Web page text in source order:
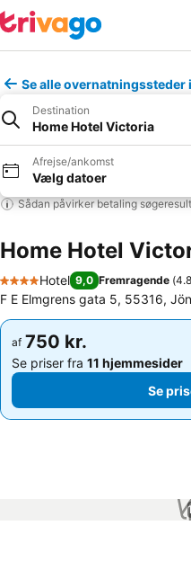
Se alle overnatningssteder
Destination
Home Hotel Victoria
Afrejse/ankomst
Vælg datoer
Sådan påvirker betaling
Home Hotel
4 Stjerner
Hotel 9,0 Fremragende (
F E Elmgrens gata 5, 55316,
af 750 kr.
Se priser fra 11 hjemmesider
Se
af 750 kr.
Se priser fra 11 hjemmesider
Se